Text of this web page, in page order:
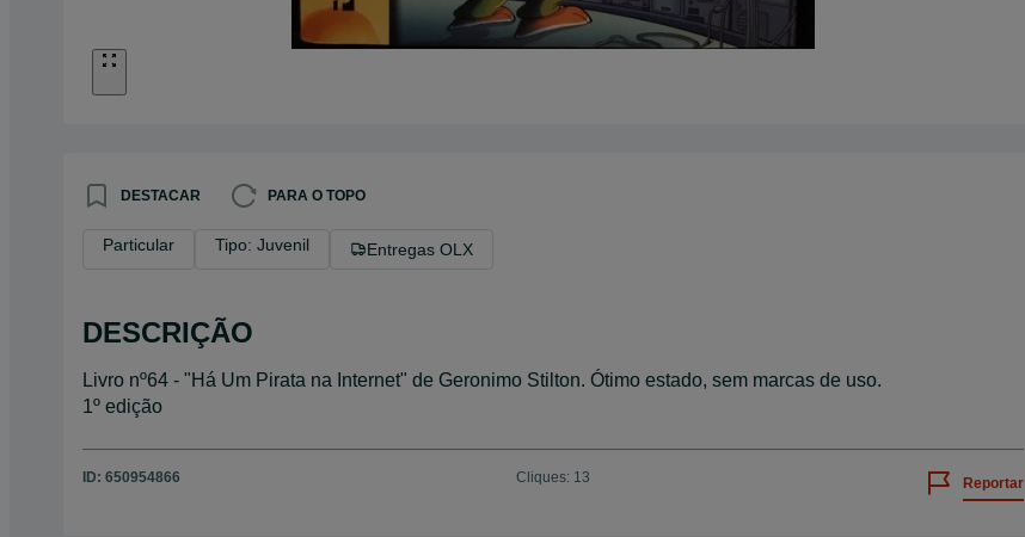
DESTACAR PARA O TOPO
Particular Tipo: Juvenil Entregas OLX
DESCRIÇÃO
Livro nº64 - "Há Um Pirata na Internet" de Geronimo Stilton. Ótimo estado, sem marcas de uso.
1º edição
ID: 650954866 Cliques: 13 Reportar